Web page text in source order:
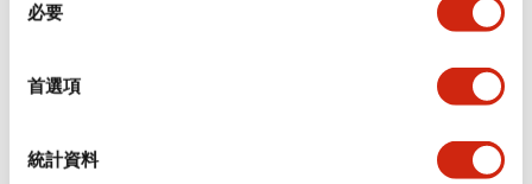
必要
首選項
統計資料
安裝和安裝規範